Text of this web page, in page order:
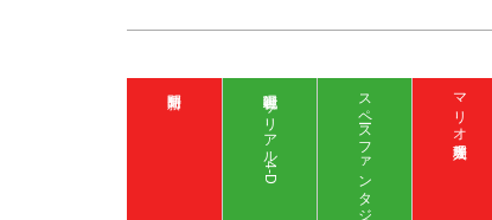
呪術廻戦 ザ リアル 4-D マリオ入場整理券